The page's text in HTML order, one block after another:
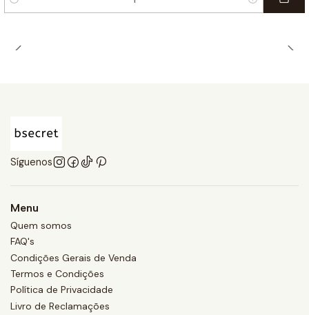
Cantidad
Síguenos
Menu
Quem somos
FAQ's
Condições Gerais de Venda
Termos e Condições
Política de Privacidade
Livro de Reclamações